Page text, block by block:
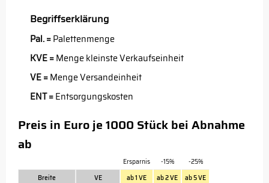
Begriffserklärung
Pal. =Palettenmenge
KVE =Menge kleinste Verkaufseinheit
VE =Menge Versandeinheit
ENT =Entsorgungskosten
Preis in Euro je 1000 Stück bei Abnahme
ab
Ersparnis -15%
-25%
Breite
VE ab 1 VE ab 2 VE
ab 5 VE